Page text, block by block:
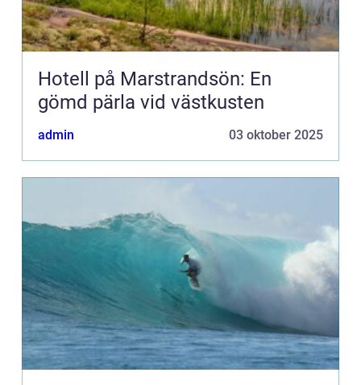
Hotell på Marstrandsön: En
gömd pärla vid västkusten
admin 03 oktober 2025